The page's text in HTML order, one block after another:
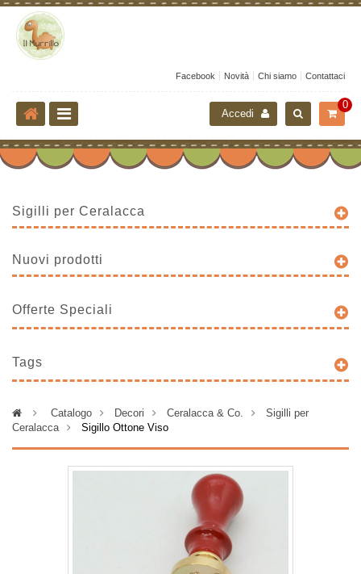
Facebook Novità Chi siamo Contattaci
0
Accedi
Sigilli per Ceralacca
Nuovi prodotti
Offerte Speciali
Tags
> Catalogo > Decori > Ceralacca & Co. >
Sigilli per
Ceralacca
> Sigillo Ottone Viso